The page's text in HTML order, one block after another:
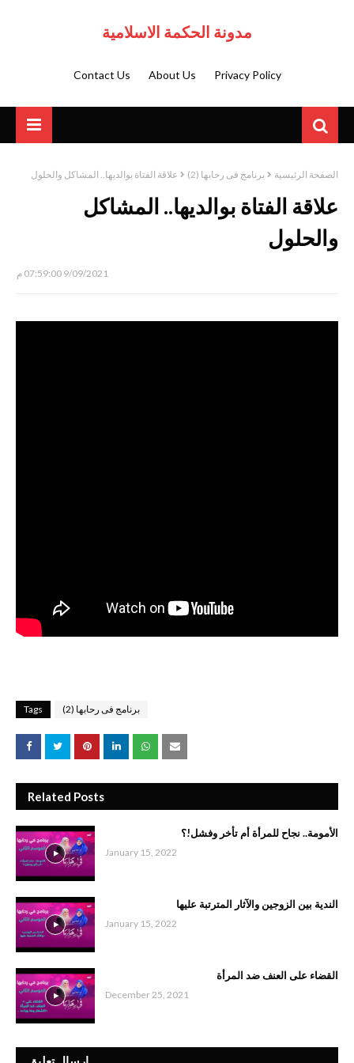
مدونة الحكمة الاسلامية
Privacy Policy
About Us
Contact Us
الصفحة الرئيسية برنامج فى رحابها (2) علاقة الفتاة بوالديها.. المشاكل والحلول
علاقة الفتاة بوالديها.. المشاكل
والحلول
9/09/2021 07:59:00 م
Tags برنامج فى رحابها (2)
Related Posts
الأمومة.. نجاح للمرأة أم تأخر وفشل!؟
January 15, 2022
الندية بين الزوجين والآثار المترتبة عليها
January 15, 2022
القضاء على العنف ضد المرأة
December 25, 2021